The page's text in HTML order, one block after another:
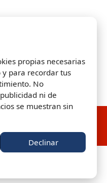
Contacto
Todos los Derechos
propias necesarias
para recordar tus
No
ni de
se muestran sin
Declinar